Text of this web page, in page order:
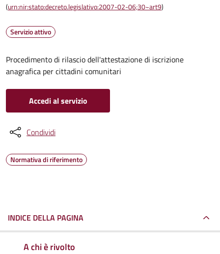
(urn:nir:stato:decreto.legislativo:2007-02-06;30~art9)
Servizio attivo
Procedimento di rilascio dell'attestazione di iscrizione
anagrafica per cittadini comunitari
Accedi al servizio
Condividi
Normativa di riferimento
INDICE DELLA PAGINA
A chi è rivolto